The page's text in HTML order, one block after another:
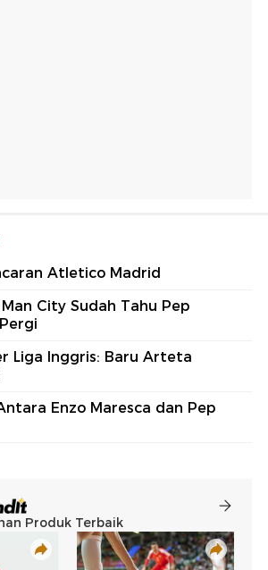
Atletico Madrid
City Sudah Tahu Pep
Liga Inggris: Baru Arteta
Enzo Maresca dan Pep